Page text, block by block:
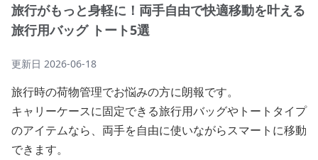
旅行がもっと身軽に！両手自由で快適移動を叶える
旅行用バッグ トート5選
更新日 2026-06-18
旅行時の荷物管理でお悩みの方に朗報です。
キャリーケースに固定できる旅行用バッグやトートタイプ
のアイテムなら、両手を自由に使いながらスマートに移動
できます。